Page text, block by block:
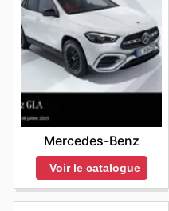
Mercedes-Benz
Voir le catalogue